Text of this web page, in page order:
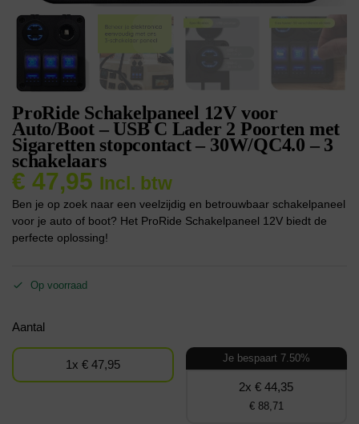
ProRide Schakelpaneel 12V voor
Auto/Boot – USB C Lader 2 Poorten met
Sigaretten stopcontact – 30W/QC4.0 – 3
schakelaars
€ 47,95 Incl. btw
Ben je op zoek naar een veelzijdig en betrouwbaar schakelpaneel
voor je auto of boot? Het ProRide Schakelpaneel 12V biedt de
perfecte oplossing!
Op voorraad
Aantal
1x € 47,95 Je bespaart 7.50%
2x € 44,35
€ 88,71